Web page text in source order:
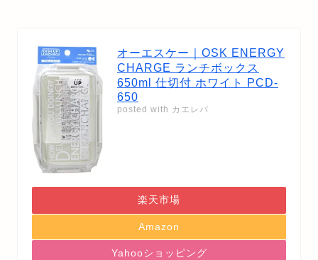
オーエスケー｜OSK ENERGY
CHARGE ランチボックス
650ml 仕切付 ホワイト PCD-
650
posted with カエレバ
楽天市場
Amazon
Yahooショッピング